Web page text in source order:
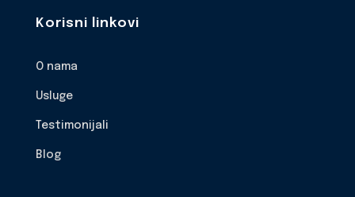
Korisni linkovi
O nama
Usluge
Testimonijali
Blog